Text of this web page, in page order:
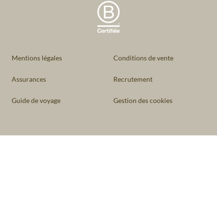
Mentions légales Conditions de vente
Assurances Recrutement
Guide de voyage Gestion des cookies